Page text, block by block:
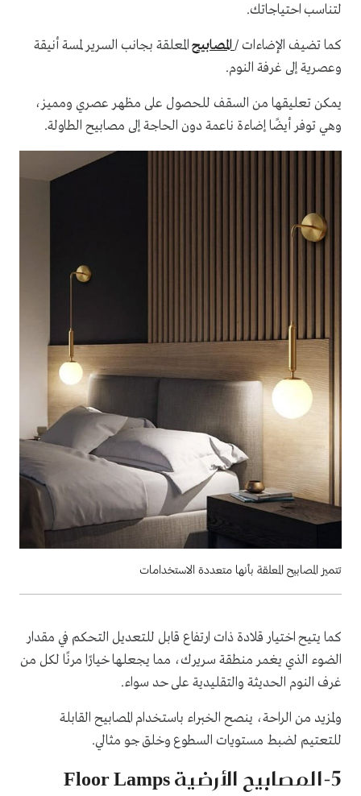
لتناسب احتياجاتك.
كما تضيف الإضاءات /المصابيحالمعلقة بجانب السرير لمسة أنيقة
وعصرية إلى غرفة النوم.
يمكن تعليقها من السقف للحصول على مظهر عصري ومميز،
وهي توفر أيضًا إضاءة ناعمة دون الحاجة إلى مصابيح الطاولة.
تتميز المصابيح المعلقة بأنها متعددة الاستخدامات
كما يتيح اختيار قلادة ذات ارتفاع قابل للتعديل التحكم في مقدار
الضوء الذي يغمر منطقة سريرك، مما يجعلها خيارًا مرنًا لكل من
غرف النوم الحديثة والتقليدية على حد سواء.
ولمزيد من الراحة، ينصح الخبراء باستخدام المصابيح القابلة
للتعتيم لضبط مستويات السطوع وخلق جو مثالي.
5-المصابيح الأرضية Floor Lamps